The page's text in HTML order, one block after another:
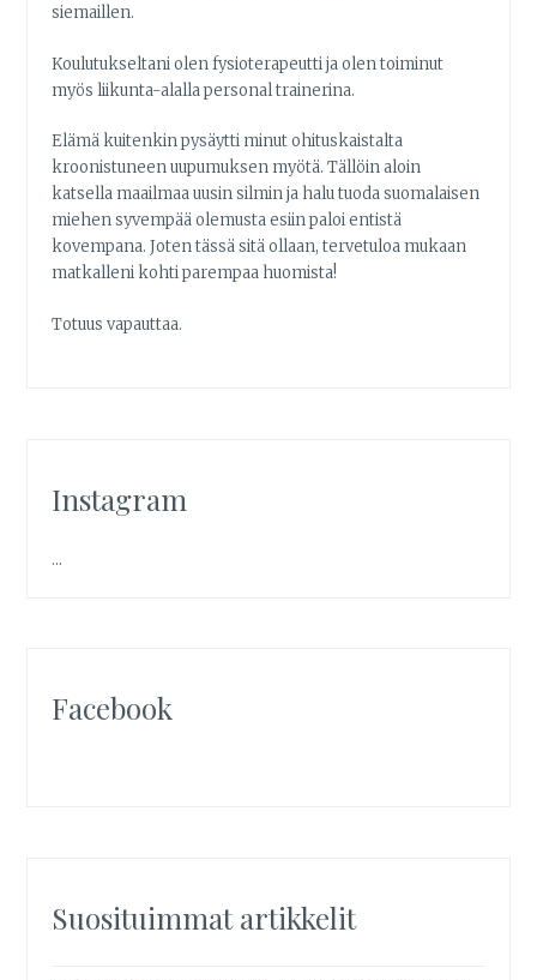
siemaillen.
Koulutukseltani olen fysioterapeutti ja olen toiminut
myös liikunta-alalla personal trainerina.
Elämä kuitenkin pysäytti minut ohituskaistalta
kroonistuneen uupumuksen myötä. Tällöin aloin
katsella maailmaa uusin silmin ja halu tuoda suomalaisen
miehen syvempää olemusta esiin paloi entistä
kovempana. Joten tässä sitä ollaan, tervetuloa mukaan
matkalleni kohti parempaa huomista!
Totuus vapauttaa.
Instagram
…
Facebook
Suosituimmat artikkelit